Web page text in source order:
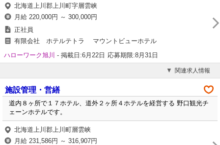
北海道上川郡上川町字層雲峡
月給 220,000円 ～ 300,000円
正社員
有限会社 ホテルテトラ マウントビューホテル
ハローワーク旭川 - 掲載日:6月22日 応募期限:8月31日
関連求人情報
施設管理・営繕
道内８ヶ所で１７ホテル、道外２ヶ所４ホテルを経営する 野口観光チ
ェーンホテルです。
北海道上川郡上川町層雲峡
月給 231,586円 ～ 316,907円